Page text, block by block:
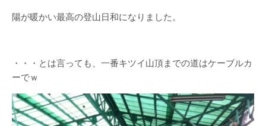
陽が暖かい最高の登山日和になりました。
・・・とは言っても、一番キツイ山頂までの道はケーブルカ
ーでｗ